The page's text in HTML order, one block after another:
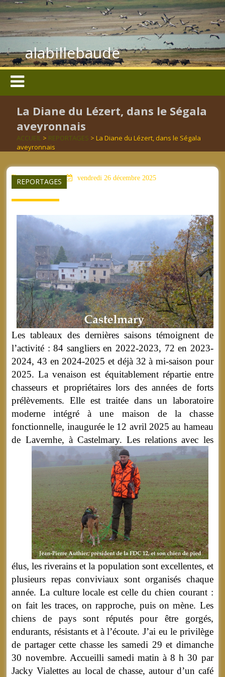
alabillebaude
La Diane du Lézert, dans le Ségala
aveyronnais
ACCUEIL > REPORTAGES > La Diane du Lézert, dans le Ségala
aveyronnais
REPORTAGES
aucun mot clé vendredi 26 décembre 2025
Les tableaux des dernières saisons témoignent de
l’activité : 84 sangliers en 2022-2023, 72 en 2023-
2024, 43 en 2024-2025 et déjà 32 à mi-saison pour
2025. La venaison est équitablement répartie entre
chasseurs et propriétaires lors des années de forts
prélèvements. Elle est traitée dans un laboratoire
moderne intégré à une maison de la chasse
fonctionnelle, inaugurée le 12 avril 2025 au hameau
de Lavernhe, à Castelmary.Les relations avec les
élus, les riverains et la population sont excellentes, et
plusieurs repas conviviaux sont organisés chaque
année. La culture locale est celle du chien courant :
on fait les traces, on rapproche, puis on mène. Les
chiens de pays sont réputés pour être gorgés,
endurants, résistants et à l’écoute. J’ai eu le privilège
de partager cette chasse les samedi 29 et dimanche
30 novembre. Accueilli samedi matin à 8 h 30 par
Jacky Vialettes au local de chasse, autour d’un café